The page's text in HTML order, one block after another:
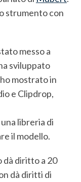
strumento con
messo a
sviluppato
mostrato in
e Clipdrop,
una libreria di
il modello.
dà diritto a 20
dà diritti di